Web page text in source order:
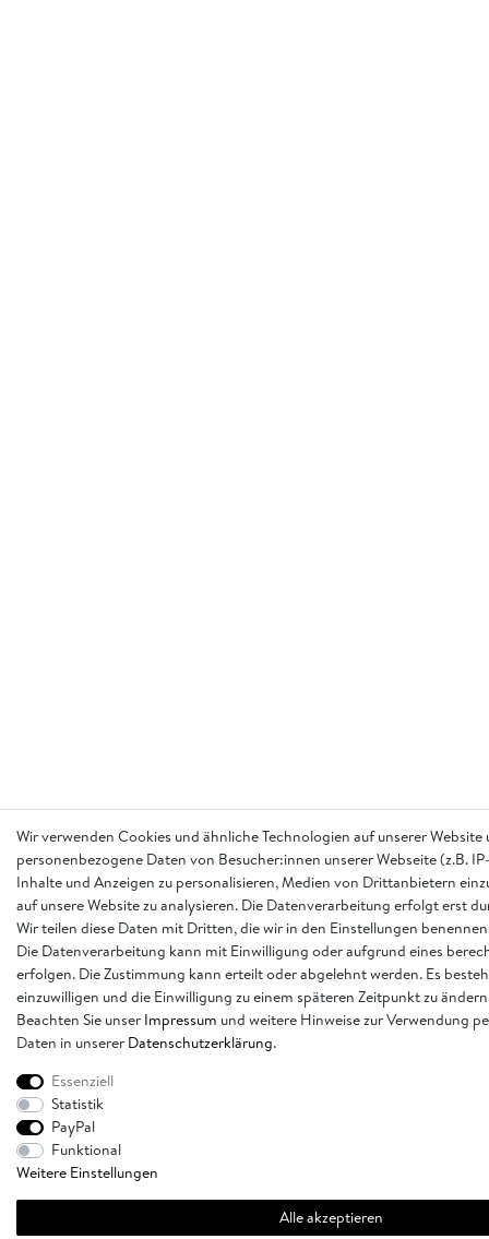
Wir verwenden Cookies und ähnliche Technologien auf unserer
personenbezogene Daten von Besucher:innen unserer Webseite (z.B.
Inhalte und Anzeigen zu personalisieren, Medien von Drittanbietern
auf unsere Website zu analysieren. Die Datenverarbeitung erfolgt erst
Wir teilen diese Daten mit Dritten, die wir in den Einstellungen
Die Datenverarbeitung kann mit Einwilligung oder aufgrund eines
erfolgen. Die Zustimmung kann erteilt oder abgelehnt werden. Es
einzuwilligen und die Einwilligung zu einem späteren Zeitpunkt zu
Beachten Sie unser Impressum und weitere Hinweise zur Verwendung
Daten in unserer Daten­schutz­erklärung.
Essenziell
Statistik
PayPal
Funktional
Weitere Einstellungen
Alle akzeptieren